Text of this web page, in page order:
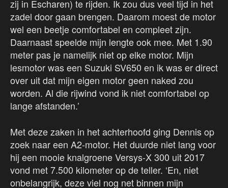
zij in Escharen) te rijden. Ik zou dus veel tijd in het
zadel door gaan brengen. Daarom moest de motor
wel een beetje comfortabel en compleet zijn.
Daarnaast speelde mijn lengte ook mee. Met 1.90
meter pas je namelijk niet op elke motor. Mijn
lesmotor was een Suzuki SV650 en ik was er direct
over uit dat mijn eigen motor geen naked zou
worden. Al die rijwind vond ik niet comfortabel op
lange afstanden.’
Met deze zaken in het achterhoofd ging Dennis op
zoek naar een A2-motor. Het duurde niet lang voor
hij een mooie knalgroene Versys-X 300 uit 2017
vond met 7.500 kilometer op de teller. ‘En, niet
onbelangrijk, deze viel nog net binnen mijn